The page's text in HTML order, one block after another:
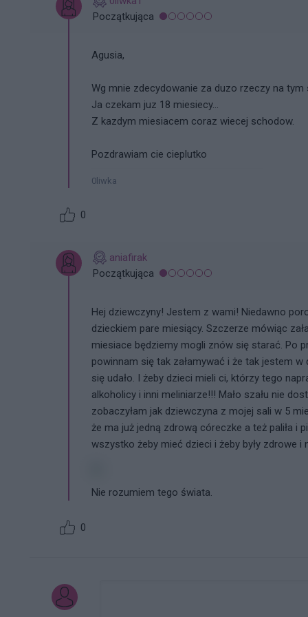
Początkująca
Agusia,
Wg mnie zdecydowanie za duzo rzeczy na tym
Ja czekam juz 18 miesiecy...
Z kazdym miesiacem coraz wiecej schodow.
Pozdrawiam cie cieplutko
0liwka
0
aniafirak
Początkująca
Hej dziewczyny! Jestem z wami! Niedawno
dzieckiem pare miesiący. Szczerze mówiąc
miesiace będziemy mogli znów się starać. Po
powinnam się tak załamywać i że tak jestem
się udało. I żeby dzieci mieli ci, którzy tego
alkoholicy i inni meliniarze!!! Mało szału nie
zobaczyłam jak dziewczyna z mojej sali w 5
że ma już jedną zdrową córeczke a też paliła i
wszystko żeby mieć dzieci i żeby były zdrowe i
Nie rozumiem tego świata.
0